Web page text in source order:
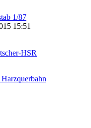
1/87
15:51
HSR